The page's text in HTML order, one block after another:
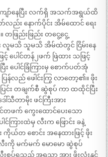
ျော်နေပြီး လက်ရှိ အသက်အရွယ်ထိ
း နောက်ပိုင်း အိမ်ထောင် ရေး
ဖြည်းဖြည်း တငွေ့ငွေ့
း လူမသိ သူမသိ အိမ်ထဲတွင် ငြိမ်းနေ
ါင်တန်၂ဖက် ဖြဲထား သဖြင့်
း ပေါင်ခြံကြားမှ စောက်ပတ်အုံ
ြန်လည် ဖေါင်းကြွ လာတော့၏။ ဖိုး
င်း တချက်စီ ဆွဲစုပ် ကာ ထထိုင်ပြီး
ေါ်သီတာမိုး ဖင်ကြီးအား
တဖက် ကွေးထောင်ပေးသော
ကြားထဲမှ လီးက ဖြောင်း ခနဲ့
ယ်တ စောင်း အနေထားဖြင့် ဖိုး
းကို မက်မက် မောမော ဆွဲစုပ်
ပ်ရသည့် အရသာ အား ဖိုးလုံးနှင့်